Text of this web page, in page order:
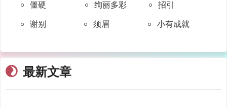
僵硬 绚丽多彩 招引
谢别 须眉 小有成就
最新文章